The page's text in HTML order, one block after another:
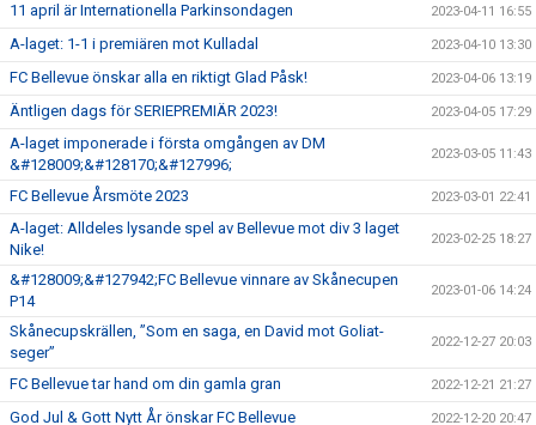
11 april är Internationella Parkinsondagen 2023-04-11 16:55
A-laget: 1-1 i premiären mot Kulladal 2023-04-10 13:30
FC Bellevue önskar alla en riktigt Glad Påsk! 2023-04-06 13:19
Äntligen dags för SERIEPREMIÄR 2023! 2023-04-05 17:29
A-laget imponerade i första omgången av DM
&#128009;&#128170;&#127996;
2023-03-05 11:43
FC Bellevue Årsmöte 2023 2023-03-01 22:41
A-laget: Alldeles lysande spel av Bellevue mot div 3 laget
Nike!
2023-02-25 18:27
&#128009;&#127942;FC Bellevue vinnare av Skånecupen
P14
2023-01-06 14:24
Skånecupskrällen, ”Som en saga, en David mot Goliat-
seger”
2022-12-27 20:03
FC Bellevue tar hand om din gamla gran 2022-12-21 21:27
God Jul & Gott Nytt År önskar FC Bellevue 2022-12-20 20:47